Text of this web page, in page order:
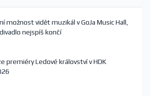
možnost vidět muzikál v GoJa Music Hall,
nejspíš končí
premiéry Ledové království v HDK